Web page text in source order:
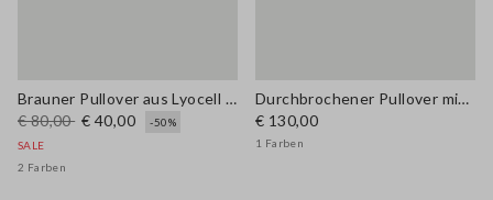
Brauner Pullover aus Lyocell und Baumwolle in Regular Fit mit V-Ausschnitt
€ 80,00 € 40,00
-50%
SALE
2 Farben
Durchbrochener Pullover mit Mikropailletten
€ 130,00
1 Farben